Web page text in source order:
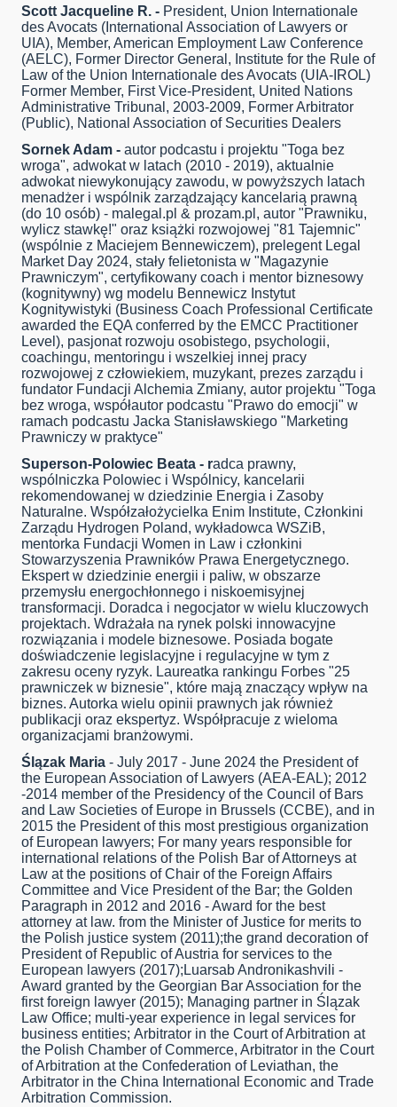
Scott Jacqueline R. - President, Union Internationale
des Avocats (International Association of Lawyers or
UIA), Member, American Employment Law Conference
(AELC), Former Director General, Institute for the Rule of
Law of the Union Internationale des Avocats (UIA-IROL)
Former Member, First Vice-President, United Nations
Administrative Tribunal, 2003-2009, Former Arbitrator
(Public), National Association of Securities Dealers
Sornek Adam - autor podcastu i projektu "Toga bez
wroga", adwokat w latach (2010 - 2019), aktualnie
adwokat niewykonujący zawodu, w powyższych latach
menadżer i wspólnik zarządzający kancelarią prawną
(do 10 osób) - malegal.pl & prozam.pl, autor "Prawniku,
wylicz stawkę!" oraz książki rozwojowej "81 Tajemnic"
(wspólnie z Maciejem Bennewiczem), prelegent Legal
Market Day 2024, stały felietonista w "Magazynie
Prawniczym", certyfikowany coach i mentor biznesowy
(kognitywny) wg modelu Bennewicz Instytut
Kognitywistyki (Business Coach Professional Certificate
awarded the EQA conferred by the EMCC Practitioner
Level), pasjonat rozwoju osobistego, psychologii,
coachingu, mentoringu i wszelkiej innej pracy
rozwojowej z człowiekiem, muzykant, prezes zarządu i
fundator Fundacji Alchemia Zmiany, autor projektu "Toga
bez wroga, współautor podcastu "Prawo do emocji" w
ramach podcastu Jacka Stanisławskiego "Marketing
Prawniczy w praktyce"
Superson-Polowiec Beata - radca prawny,
wspólniczka Polowiec i Wspólnicy, kancelarii
rekomendowanej w dziedzinie Energia i Zasoby
Naturalne. Współzałożycielka Enim Institute, Członkini
Zarządu Hydrogen Poland, wykładowca WSZiB,
mentorka Fundacji Women in Law i członkini
Stowarzyszenia Prawników Prawa Energetycznego.
Ekspert w dziedzinie energii i paliw, w obszarze
przemysłu energochłonnego i niskoemisyjnej
transformacji. Doradca i negocjator w wielu kluczowych
projektach. Wdrażała na rynek polski innowacyjne
rozwiązania i modele biznesowe. Posiada bogate
doświadczenie legislacyjne i regulacyjne w tym z
zakresu oceny ryzyk. Laureatka rankingu Forbes "25
prawniczek w biznesie", które mają znaczący wpływ na
biznes. Autorka wielu opinii prawnych jak również
publikacji oraz ekspertyz. Współpracuje z wieloma
organizacjami branżowymi.
Ślązak Maria - July 2017 - June 2024 the President of
the European Association of Lawyers (AEA-EAL); 2012
-2014 member of the Presidency of the Council of Bars
and Law Societies of Europe in Brussels (CCBE), and in
2015 the President of this most prestigious organization
of European lawyers; For many years responsible for
international relations of the Polish Bar of Attorneys at
Law at the positions of Chair of the Foreign Affairs
Committee and Vice President of the Bar; the Golden
Paragraph in 2012 and 2016 - Award for the best
attorney at law. from the Minister of Justice for merits to
the Polish justice system (2011);the grand decoration of
President of Republic of Austria for services to the
European lawyers (2017);Luarsab Andronikashvili -
Award granted by the Georgian Bar Association for the
first foreign lawyer (2015); Managing partner in Ślązak
Law Office; multi-year experience in legal services for
business entities; Arbitrator in the Court of Arbitration at
the Polish Chamber of Commerce, Arbitrator in the Court
of Arbitration at the Confederation of Leviathan, the
Arbitrator in the China International Economic and Trade
Arbitration Commission.